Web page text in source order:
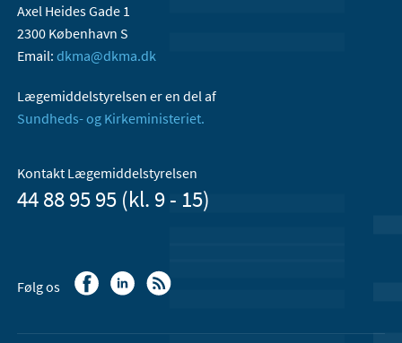
Axel Heides Gade 1
2300 København S
Email: dkma@dkma.dk
Lægemiddelstyrelsen er en del af
Sundheds- og Kirkeministeriet.
Kontakt Lægemiddelstyrelsen
44 88 95 95 (kl. 9 - 15)
Følg os